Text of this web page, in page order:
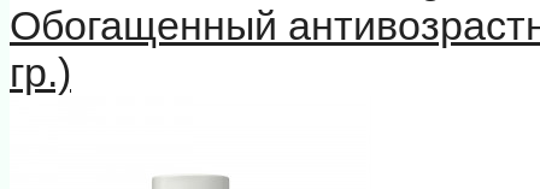
Обогащенный
гр.)